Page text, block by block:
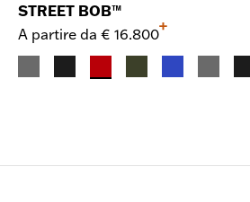
STREET BOB™
A partire da € 16.800
+